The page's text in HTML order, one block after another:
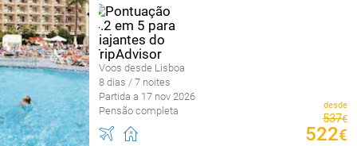
Voos desde Lisboa
8 dias / 7 noites
Partida a 17 nov 2026
Pensão completa
desde
537€
522€